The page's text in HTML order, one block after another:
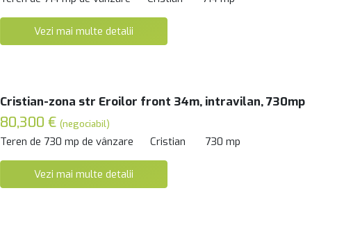
Vezi mai multe detalii
Cristian-zona str Eroilor front 34m, intravilan, 730mp
80,300 € (negociabil)
Teren de 730 mp de vânzare Cristian 730 mp
Vezi mai multe detalii